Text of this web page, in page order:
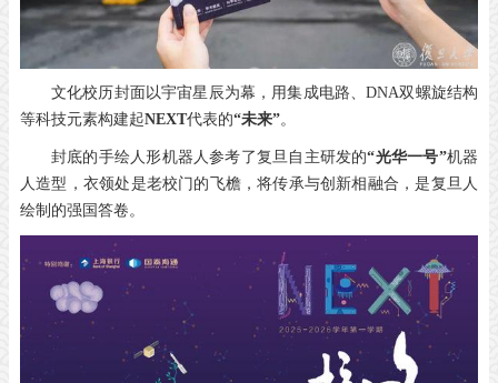
文化校历封面以宇宙星辰为幕，用集成电路、DNA双螺旋结构
等科技元素构建起NEXT代表的“未来”。
封底的手绘人形机器人参考了复旦自主研发的“光华一号”机器
人造型，衣领处是老校门的飞檐，将传承与创新相融合，是复旦人
绘制的强国答卷。